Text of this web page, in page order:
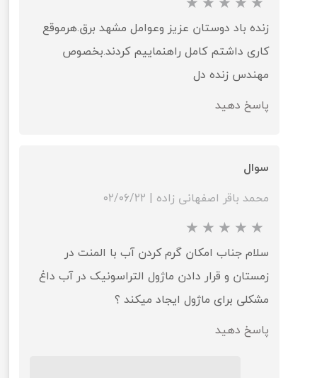
★★★★
زنده باد دوستان عزیز وعوامل مشهد برق.هرموقع
کاری داشتم کامل راهنماییم کردند.بخصوص
مهندس زنده دل
پاسخ دهید
سوال
محمد باقر اصفهانی زاده | ۰۲/۰۶/۲۲
سلام جناب امکان گرم کردن آب با المنت در
زمستان و قرار دادن ماژول التراسونیک در آب داغ
مشکلی برای ماژول ایجاد میکند ؟
پاسخ دهید